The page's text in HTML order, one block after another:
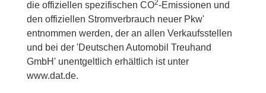
die offiziellen spezifischen CO2-Emissionen und
den offiziellen Stromverbrauch neuer Pkw'
entnommen werden, der an allen Verkaufsstellen
und bei der 'Deutschen Automobil Treuhand
GmbH' unentgeltlich erhältlich ist unter
www.dat.de.